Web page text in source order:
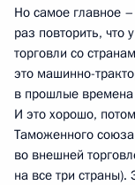
Но самое главное
раз повторить, что
торговли со
это машинно-
в прошлые
И это хорошо,
Таможенного
во внешней
на все три страны).